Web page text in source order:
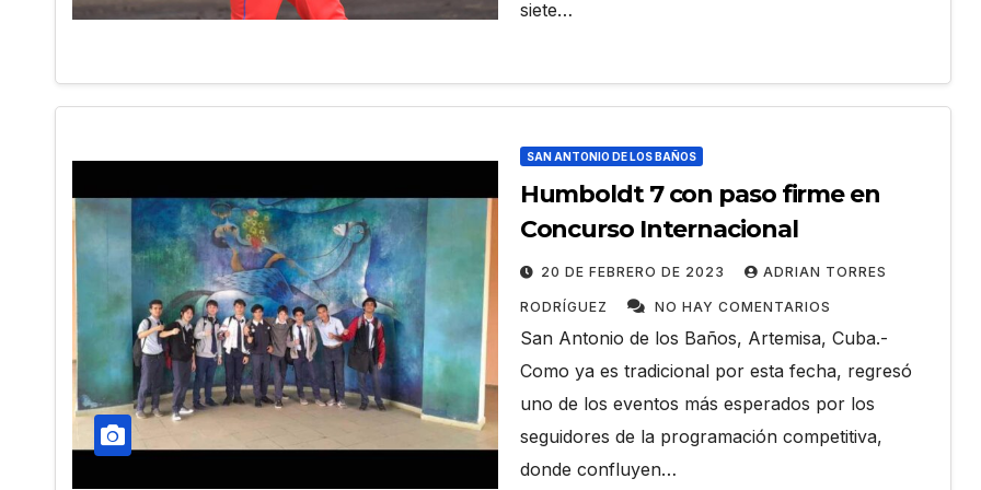
siete…
SAN ANTONIO DE LOS BAÑOS
Humboldt 7 con paso firme en
Concurso Internacional
20 DE FEBRERO DE 2023 ADRIAN TORRES
RODRÍGUEZ NO HAY COMENTARIOS
San Antonio de los Baños, Artemisa, Cuba.-
Como ya es tradicional por esta fecha, regresó
uno de los eventos más esperados por los
seguidores de la programación competitiva,
donde confluyen…
rusos para FILH2026
ADRIAN
COMENTARIOS
Ballet Laura Alonso
emprende gira
centroamericana
28 DE JULIO DE 2026
NO HAY COMENTARIOS